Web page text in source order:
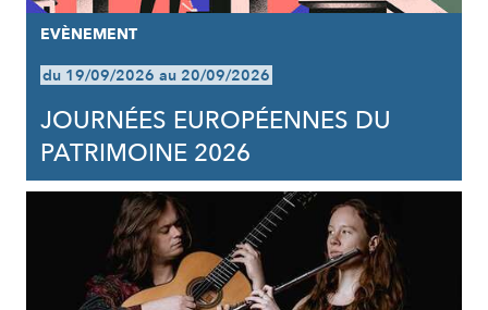
EVÈNEMENT
du 19/09/2026 au 20/09/2026
JOURNÉES EUROPÉENNES DU
PATRIMOINE 2026